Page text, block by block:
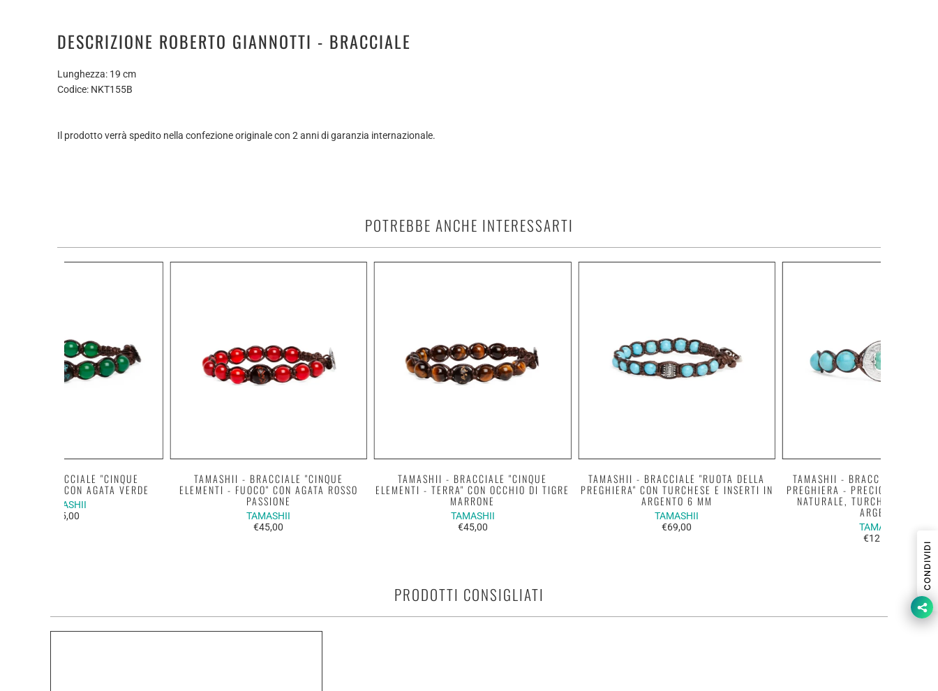
DESCRIZIONE ROBERTO GIANNOTTI - BRACCIALE
Lunghezza: 19 cm
Codice: NKT155B
Il prodotto verrà spedito nella confezione originale con 2 anni di garanzia internazionale.
POTREBBE ANCHE INTERESSARTI
TAMASHII - BRACCIALE "CINQUE
ELEMENTI - TERRA" CON OCCHIO DI TIGRE
MARRONE
TAMASHII
€45,00
TAMASHII - BRACCIALE "RUOTA DELLA
PREGHIERA" CON TURCHESE E INSERTI IN
ARGENTO 6 MM
TAMASHII
€69,00
TAMASHII - BRACCIALE
PREGHIERA - PRECIOUS" CON
NATURALE, TURCHESE E
ARGENTO
TAMASHII
€125,00
- BRACCIALE "CINQUE
- ARIA" CON AGATA VERDE
TAMASHII
€45,00
TAMASHII - BRACCIALE "CINQUE
ELEMENTI - FUOCO" CON AGATA ROSSO
PASSIONE
TAMASHII
€45,00
PRODOTTI CONSIGLIATI
CONDIVIDI